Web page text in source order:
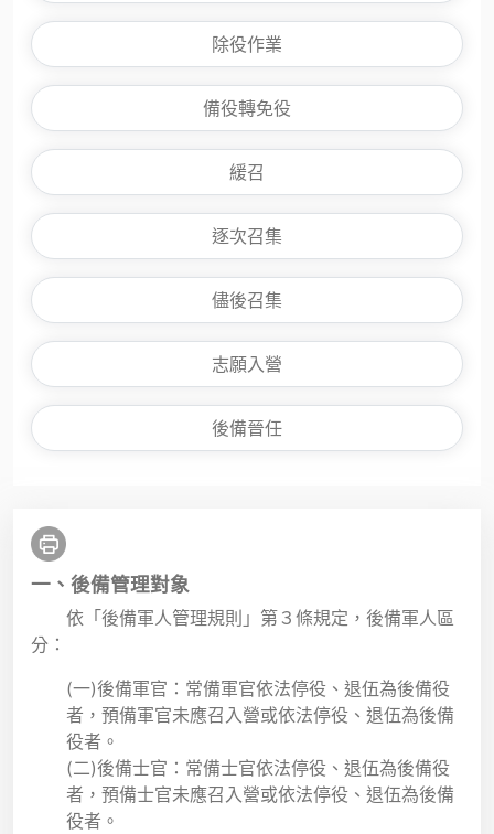
除役作業
備役轉免役
緩召
逐次召集
儘後召集
志願入營
後備晉任
一、後備管理對象
依「後備軍人管理規則」第３條規定，後備軍人區
分：
(一)後備軍官：常備軍官依法停役、退伍為後備役
者，預備軍官未應召入營或依法停役、退伍為後備
役者。
(二)後備士官：常備士官依法停役、退伍為後備役
者，預備士官未應召入營或依法停役、退伍為後備
役者。